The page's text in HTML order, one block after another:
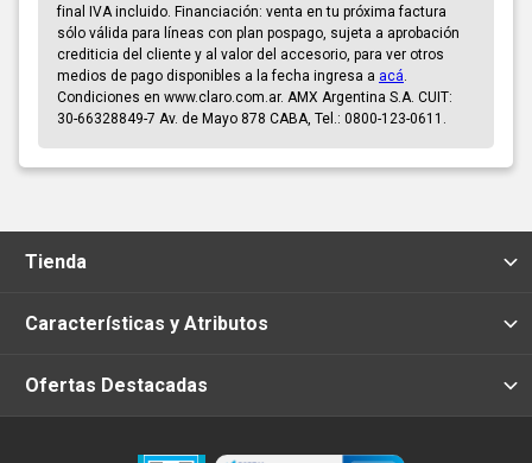
final IVA incluido. Financiación: venta en tu próxima factura
sólo válida para líneas con plan pospago, sujeta a aprobación
crediticia del cliente y al valor del accesorio, para ver otros
medios de pago disponibles a la fecha ingresa a acá
Condiciones en www.claro.com.ar. AMX Argentina S.A. CUIT:
30-66328849-7 Av. de Mayo 878 CABA, Tel.: 0800-123-0611.
Tienda
Características y Atributos
Ofertas Destacadas